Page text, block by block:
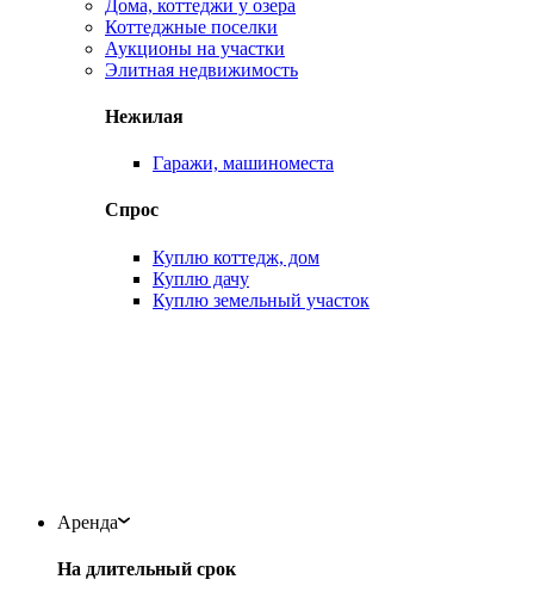
Дома, коттеджи у озера
Коттеджные поселки
Аукционы на участки
Элитная недвижимость
Нежилая
Гаражи, машиноместа
Спрос
Куплю коттедж, дом
Куплю дачу
Куплю земельный участок
Аренда
На длительный срок